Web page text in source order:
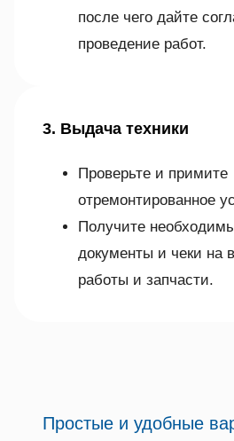
после чего дайте
проведение работ.
3. Выдача техники
Проверьте и примите
отремонтированное
Получите
документы и чеки на
работы и запчасти.
Простые и удобные